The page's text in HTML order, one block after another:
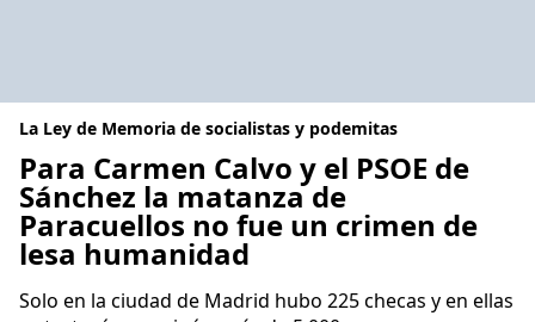
La Ley de Memoria de socialistas y podemitas
Para Carmen Calvo y el PSOE de
Sánchez la matanza de
Paracuellos no fue un crimen de
lesa humanidad
Solo en la ciudad de Madrid hubo 225 checas y en ellas